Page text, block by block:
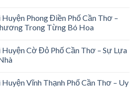
Phong Điền Phố Cần Thơ –
Trong Từng Bó Hoa
Cờ Đỏ Phố Cần Thơ – Sự Lựa
Vĩnh Thạnh Phố Cần Thơ – Uy